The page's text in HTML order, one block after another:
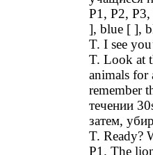
P1, P2,
], blue [ ],
T. I see
T. Look at
animals for
remember
течении
затем,
T. Ready?
P1. The